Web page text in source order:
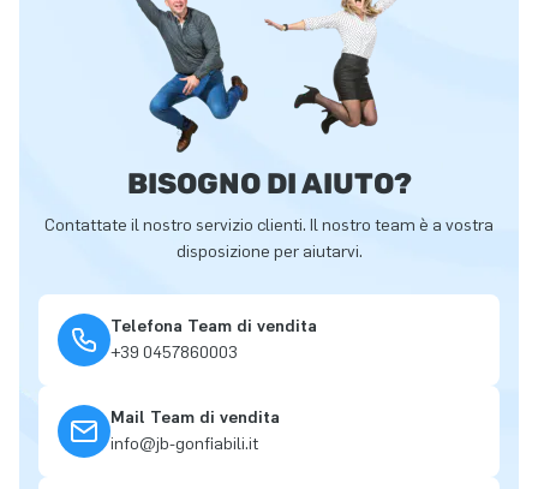
BISOGNO DI AIUTO?
Contattate il nostro servizio clienti. Il nostro team è a vostra
disposizione per aiutarvi.
Telefona Team di vendita
+39 0457860003
Mail Team di vendita
info@jb-gonfiabili.it